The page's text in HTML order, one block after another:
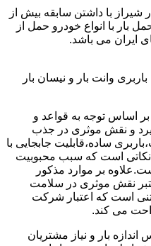
شیراز با داشتن سابقه بیش از
بار با انواع خودرو حمل از
ایران می باشد.
وانت بار و نیسان بار
بر اساس توجه به قواعد و
و نقش موثری در جذب
ساده،قابلیت جابجایی با
است که سبب محبوبیت
بر موارد مذکور
نقش موثری در سلامت
است که اعتبار شرکت
می کند.
اندازه بار و نیاز مشتریان